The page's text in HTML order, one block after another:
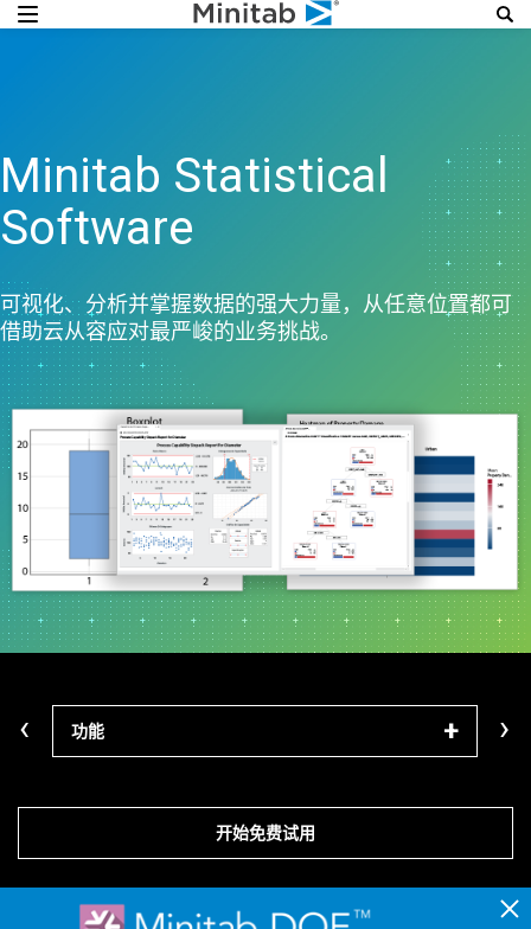
Minitab Statistical
Software
可视化、分析并掌握数据的强大力量，从任意位置都可
借助云从容应对最严峻的业务挑战。
功能 模块
‹ ›
开始免费试用